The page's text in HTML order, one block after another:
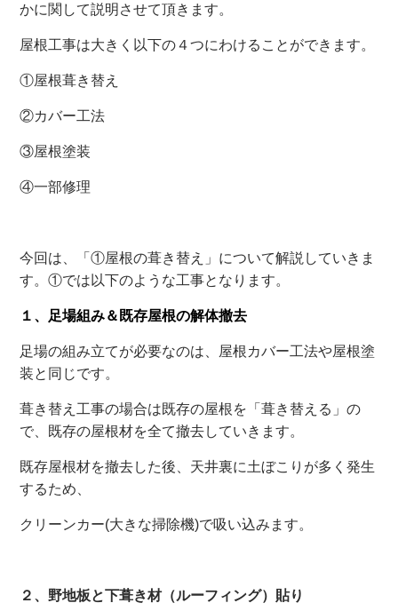
かに関して説明させて頂きます。
屋根工事は大きく以下の４つにわけることができます。
①屋根葺き替え
②カバー工法
③屋根塗装
④一部修理
今回は、「①屋根の葺き替え」について解説していきま
す。①では以下のような工事となります。
１、足場組み＆既存屋根の解体撤去
足場の組み立てが必要なのは、屋根カバー工法や屋根塗
装と同じです。
葺き替え工事の場合は既存の屋根を「葺き替える」の
で、既存の屋根材を全て撤去していきます。
既存屋根材を撤去した後、天井裏に土ぼこりが多く発生
するため、
クリーンカー(大きな掃除機)で吸い込みます。
２、野地板と下葺き材（ルーフィング）貼り